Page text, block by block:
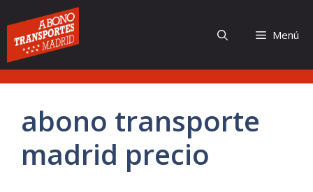
al
contenido
Menú
abono transporte
madrid precio